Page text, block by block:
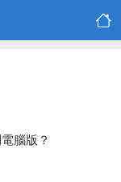
腦版？